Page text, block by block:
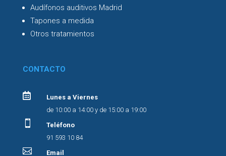
Audífonos auditivos Madrid
Tapones a medida
Otros tratamientos
CONTACTO

Lunes a Viernes
de 10:00 a 14:00 y de 15:00 a 19:00

Teléfono
91 593 10 84
 Email